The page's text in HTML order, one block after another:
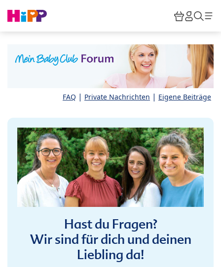
HiPP
FAQ | Private Nachrichten | Eigene Beiträge
Hast du Fragen?
Wir sind für dich und deinen
Liebling da!